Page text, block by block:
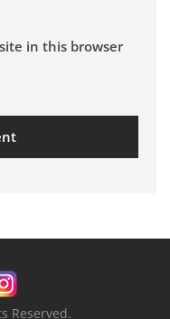
in this browser
Reserved.